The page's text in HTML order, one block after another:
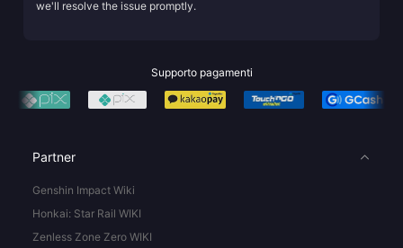
we'll resolve the issue promptly.
Supporto pagamenti
Partner
Genshin Impact Wiki
Honkai: Star Rail WIKI
Zenless Zone Zero WIKI